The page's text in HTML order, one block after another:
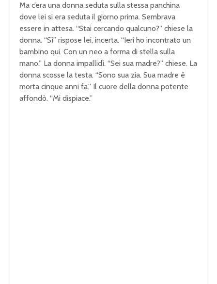
Ma c’era una donna seduta sulla stessa panchina
dove lei si era seduta il giorno prima. Sembrava
essere in attesa. “Stai cercando qualcuno?” chiese la
donna. “Sì” rispose lei, incerta. “Ieri ho incontrato un
bambino qui. Con un neo a forma di stella sulla
mano.” La donna impallidì. “Sei sua madre?” chiese. La
donna scosse la testa. “Sono sua zia. Sua madre è
morta cinque anni fa.” Il cuore della donna potente
affondò. “Mi dispiace.”